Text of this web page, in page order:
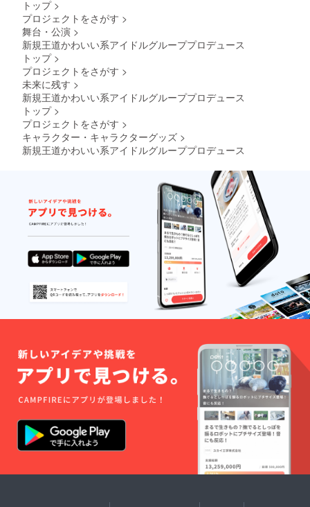
トップ >
プロジェクトをさがす >
舞台・公演 >
新規王道かわいい系アイドルグループプロデュース
トップ >
プロジェクトをさがす >
未来に残す >
新規王道かわいい系アイドルグループプロデュース
トップ >
プロジェクトをさがす >
キャラクター・キャラクターグッズ >
新規王道かわいい系アイドルグループプロデュース